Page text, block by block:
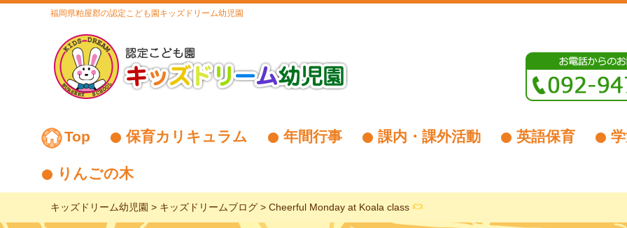
福岡県粕屋郡の認定こども園キッズドリーム幼児園
Top 保育カリキュラム 年間行事 課内・課外活動 英語保育
りんごの木
キッズドリーム幼児園 > キッズドリームブログ > Cheerful Monday at Koala class